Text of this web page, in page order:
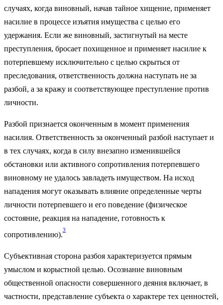
случаях, когда виновный, начав тайное хищение, применяет
насилие в процессе изъятия имущества с целью его
удержания. Если же виновный, застигнутый на месте
преступления, бросает похищенное и применяет насилие к
потерпевшему исключительно с целью скрыться от
преследования, ответственность должна наступать не за
разбой, а за кражу и соответствующее преступление против
личности.
Разбой признается оконченным в момент применения
насилия. Ответственность за оконченный разбой наступает и
в тех случаях, когда в силу внезапно изменившейся
обстановки или активного сопротивления потерпевшего
виновному не удалось завладеть имуществом. На исход
нападения могут оказывать влияние определенные черты
личности потерпевшего и его поведение (физическое
состояние, реакция на нападение, готовность к
сопротивлению).
3
Субъективная сторона разбоя характеризуется прямым
умыслом и корыстной целью. Осознание виновным
общественной опасности совершенного деяния включает, в
частности, представление субъекта о характере тех ценностей,